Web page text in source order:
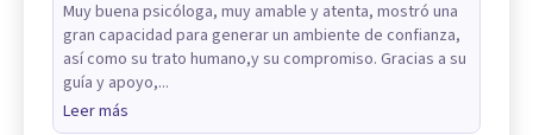
Muy buena psicóloga, muy amable y atenta, mostró una
gran capacidad para generar un ambiente de confianza,
así como su trato humano,y su compromiso. Gracias a su
guía y apoyo,...
Leer más